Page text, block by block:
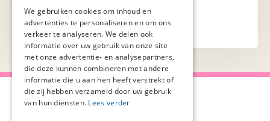
We gebruiken cookies om inhoud en
advertenties te personaliseren en om ons
verkeer te analyseren. We delen ook
informatie over uw gebruik van onze site
met onze advertentie- en analysepartners,
die deze kunnen combineren met andere
informatie die u aan hen heeft verstrekt of
die zij hebben verzameld door uw gebruik
van hun diensten. Lees verder